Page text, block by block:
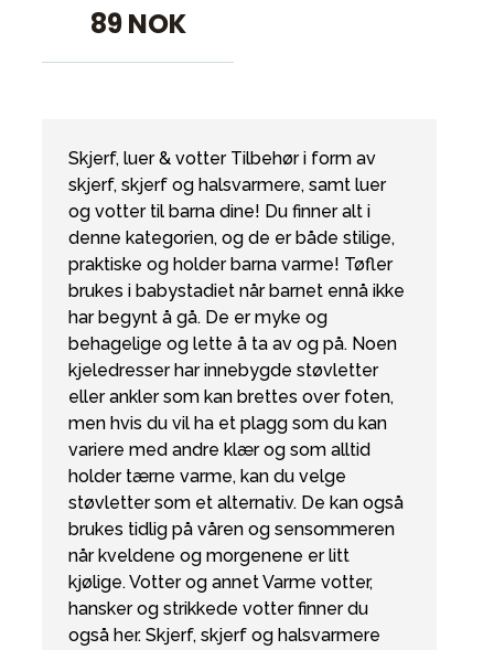
89 NOK
Skjerf, luer & votter Tilbehør i form av
skjerf, skjerf og halsvarmere, samt luer
og votter til barna dine! Du finner alt i
denne kategorien, og de er både stilige,
praktiske og holder barna varme! Tøfler
brukes i babystadiet når barnet ennå ikke
har begynt å gå. De er myke og
behagelige og lette å ta av og på. Noen
kjeledresser har innebygde støvletter
eller ankler som kan brettes over foten,
men hvis du vil ha et plagg som du kan
variere med andre klær og som alltid
holder tærne varme, kan du velge
støvletter som et alternativ. De kan også
brukes tidlig på våren og sensommeren
når kveldene og morgenene er litt
kjølige. Votter og annet Varme votter,
hansker og strikkede votter finner du
også her. Skjerf, skjerf og halsvarmere